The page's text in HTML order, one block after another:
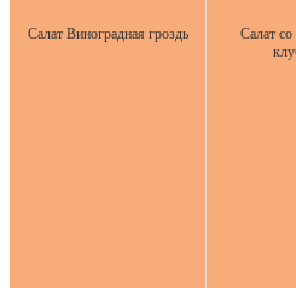
Салат Виноградная гроздь
Салат